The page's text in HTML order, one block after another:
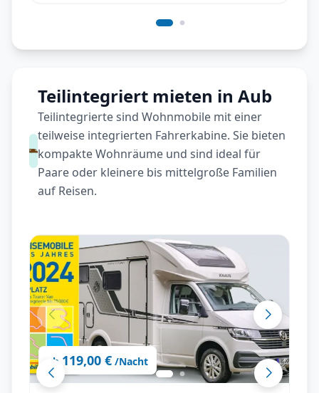
Teilintegriert mieten in Aub
Teilintegrierte sind Wohnmobile mit einer
teilweise integrierten Fahrerkabine. Sie bieten
kompakte Wohnräume und sind ideal für
Paare oder kleinere bis mittelgroße Familien
auf Reisen.
ab 119,00 € /Nacht